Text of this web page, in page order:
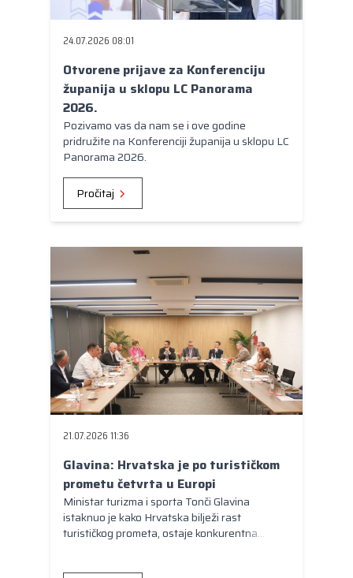
24.07.2026 08:01
Otvorene prijave za Konferenciju
županija u sklopu LC Panorama
2026.
Pozivamo vas da nam se i ove godine
pridružite na Konferenciji županija u sklopu LC
Panorama 2026.
Pročitaj
21.07.2026 11:36
Glavina: Hrvatska je po turističkom
prometu četvrta u Europi
Ministar turizma i sporta Tonči Glavina
istaknuo je kako Hrvatska bilježi rast
turističkog prometa, ostaje konkurentna